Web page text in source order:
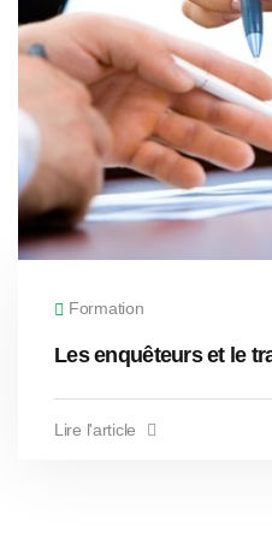
Formation
Les enquêteurs et le
Lire l'article